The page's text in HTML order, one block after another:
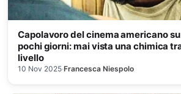
Capolavoro del cinema americano
pochi giorni: mai vista una chimica
livello
10 Nov 2025·Francesca Niespolo